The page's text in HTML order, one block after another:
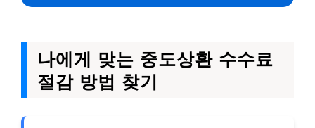
나에게 맞는 중도상환 수수료
절감 방법 찾기